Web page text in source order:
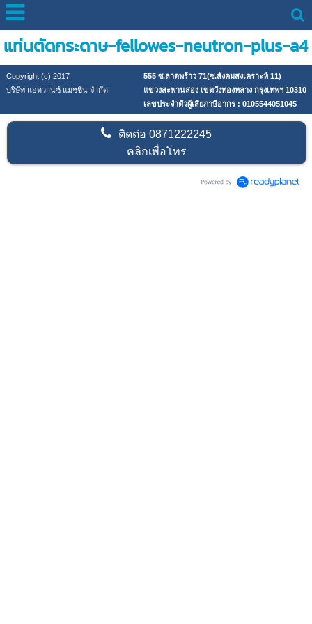
แท่นตัดกระดาษ-fellowes-neutron-plus-a4
Copyright (c) 2017
555 ซ.ลาดพร้าว 71(ซ.สังคมสงเคราะห์ 11)
บริษัท แอดวานซ์ แมชชีน จำกัด
แขวงสะพานสอง เขตวังทองหลาง กรุงเทพฯ 10310
เลขประจำตัวผู้เสียภาษีอากร : 0105544051045
ติดต่อ0871222245
คลิกเพื่อโทร